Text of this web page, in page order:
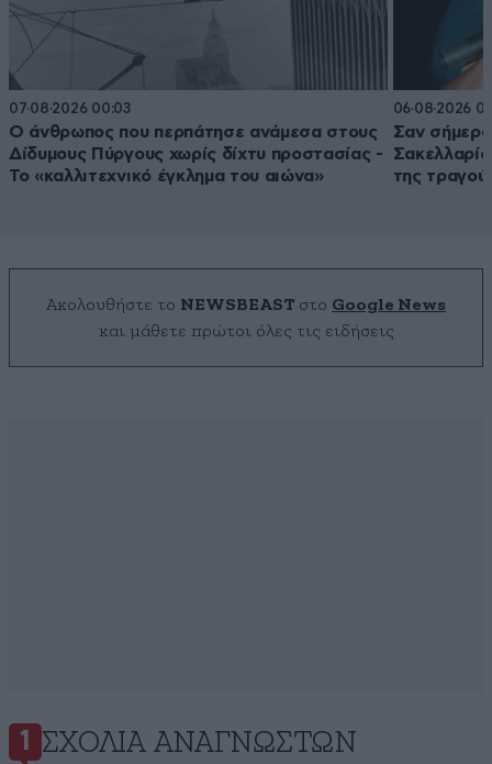
07·08·2026 00:03
Ο άνθρωπος που περπάτησε ανάμεσα στους
Δίδυμους Πύργους χωρίς δίχτυ προστασίας -
Το «καλλιτεχνικό έγκλημα του αιώνα»
06·08·2026
Σαν
της
Ακολουθήστε το NEWSBEAST στο Google News
και μάθετε πρώτοι όλες τις ειδήσεις
1 ΣΧΌΛΙΑ ΑΝΑΓΝΩΣΤΏΝ